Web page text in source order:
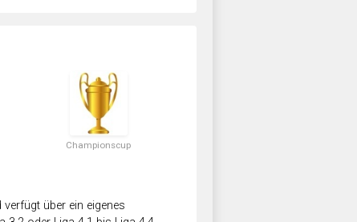
Championscup
über ein eigenes